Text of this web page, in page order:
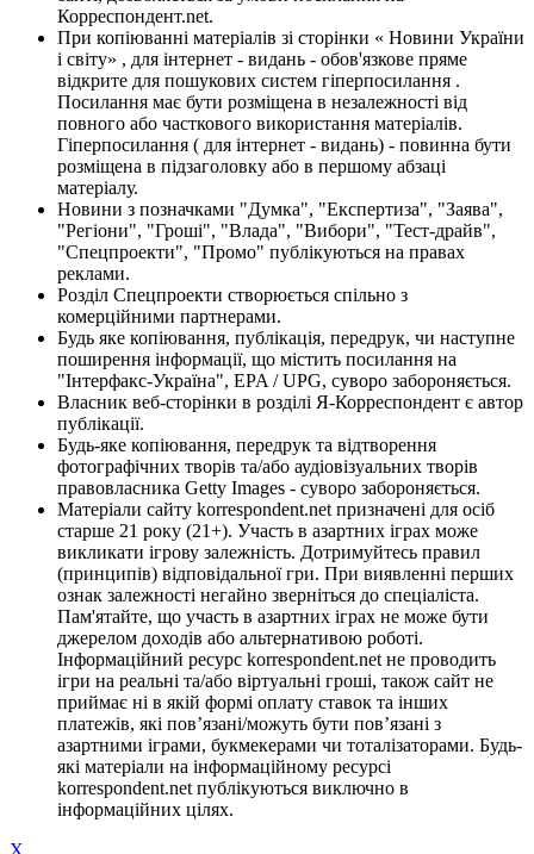
Корреспондент.net.
При копіюванні матеріалів зі сторінки « Новини України
і світу» , для інтернет - видань - обов'язкове пряме
відкрите для пошукових систем гіперпосилання .
Посилання має бути розміщена в незалежності від
повного або часткового використання матеріалів.
Гіперпосилання ( для інтернет - видань) - повинна бути
розміщена в підзаголовку або в першому абзаці
матеріалу.
Новини з позначками "Думка", "Експертиза", "Заява",
"Регіони", "Гроші", "Влада", "Вибори", "Тест-драйв",
"Спецпроекти", "Промо" публікуються на правах
реклами.
Розділ Спецпроекти створюється спільно з
комерційними партнерами.
Будь яке копіювання, публікація, передрук, чи наступне
поширення інформації, що містить посилання на
"Інтерфакс-Україна", EPA / UPG, суворо забороняється.
Власник веб-сторінки в розділі Я-Корреспондент є автор
публікації.
Будь-яке копіювання, передрук та відтворення
фотографічних творів та/або аудіовізуальних творів
правовласника Getty Images - суворо забороняється.
Матеріали сайту korrespondent.net призначені для осіб
старше 21 року (21+). Участь в азартних іграх може
викликати ігрову залежність. Дотримуйтесь правил
(принципів) відповідальної гри. При виявленні перших
ознак залежності негайно зверніться до спеціаліста.
Пам'ятайте, що участь в азартних іграх не може бути
джерелом доходів або альтернативою роботі.
Інформаційний ресурс korrespondent.net не проводить
ігри на реальні та/або віртуальні гроші, також сайт не
приймає ні в якій формі оплату ставок та інших
платежів, які пов’язані/можуть бути пов’язані з
азартними іграми, букмекерами чи тоталізаторами. Будь-
які матеріали на інформаційному ресурсі
korrespondent.net публікуються виключно в
інформаційних цілях.
X